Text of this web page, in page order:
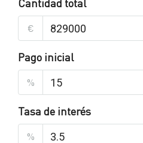
€
Pago inicial
%
Tasa de interés
%